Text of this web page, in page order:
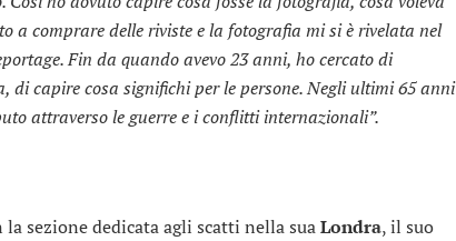
a comprare delle riviste e la fotografia mi si è rivelata nel
Fin da quando avevo 23 anni, ho cercato di
di capire cosa significhi per le persone. Negli ultimi 65 anni
attraverso le guerre e i conflitti internazionali”.
la sezione dedicata agli scatti nella suaLondra, il suo